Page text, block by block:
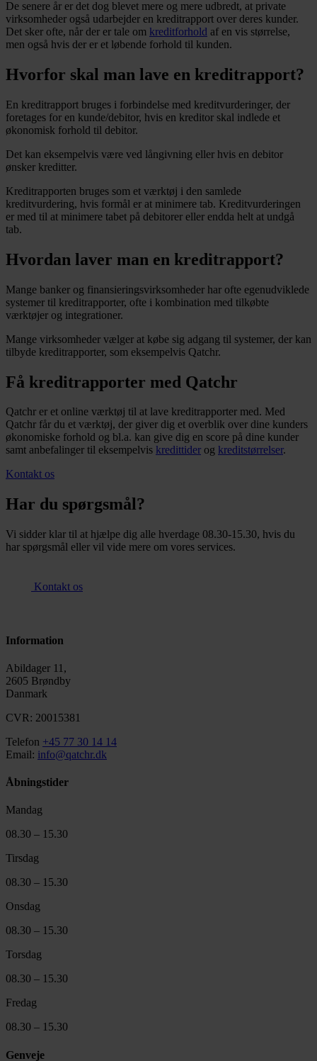
De senere år er det dog blevet mere og mere udbredt, at private
virksomheder også udarbejder en kreditrapport over deres kunder.
Det sker ofte, når der er tale om kreditforhold af en vis størrelse,
men også hvis der er et løbende forhold til kunden.
Hvorfor skal man lave en kreditrapport?
En kreditrapport bruges i forbindelse med kreditvurderinger, der
foretages for en kunde/debitor, hvis en kreditor skal indlede et
økonomisk forhold til debitor.
Det kan eksempelvis være ved långivning eller hvis en debitor
ønsker kreditter.
Kreditrapporten bruges som et værktøj i den samlede
kreditvurdering, hvis formål er at minimere tab. Kreditvurderingen
er med til at minimere tabet på debitorer eller endda helt at undgå
tab.
Hvordan laver man en kreditrapport?
Mange banker og finansieringsvirksomheder har ofte egenudviklede
systemer til kreditrapporter, ofte i kombination med tilkøbte
værktøjer og integrationer.
Mange virksomheder vælger at købe sig adgang til systemer, der kan
tilbyde kreditrapporter, som eksempelvis Qatchr.
Få kreditrapporter med Qatchr
Qatchr er et online værktøj til at lave kreditrapporter med. Med
Qatchr får du et værktøj, der giver dig et overblik over dine kunders
økonomiske forhold og bl.a. kan give dig en score på dine kunder
samt anbefalinger til eksempelvis kredittider og kreditstørrelser.
Kontakt os
Har du spørgsmål?
Vi sidder klar til at hjælpe dig alle hverdage 08.30-15.30, hvis du
har spørgsmål eller vil vide mere om vores services.
Kontakt os
Information
Abildager 11,
2605 Brøndby
Danmark
CVR: 20015381
Telefon +45 77 30 14 14
Email: info@qatchr.dk
Åbningstider
Mandag
08.30 – 15.30
Tirsdag
08.30 – 15.30
Onsdag
08.30 – 15.30
Torsdag
08.30 – 15.30
Fredag
08.30 – 15.30
Genveje